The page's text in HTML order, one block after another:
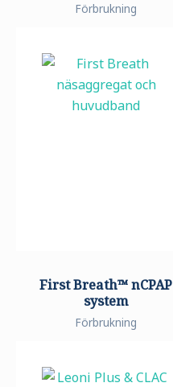
Förbrukning
First Breath™ nCPAP
system
Förbrukning